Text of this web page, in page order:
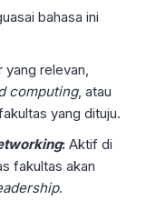
bahasa ini
yang relevan,
computing, atau
yang dituju.
: Aktif di
fakultas akan
.